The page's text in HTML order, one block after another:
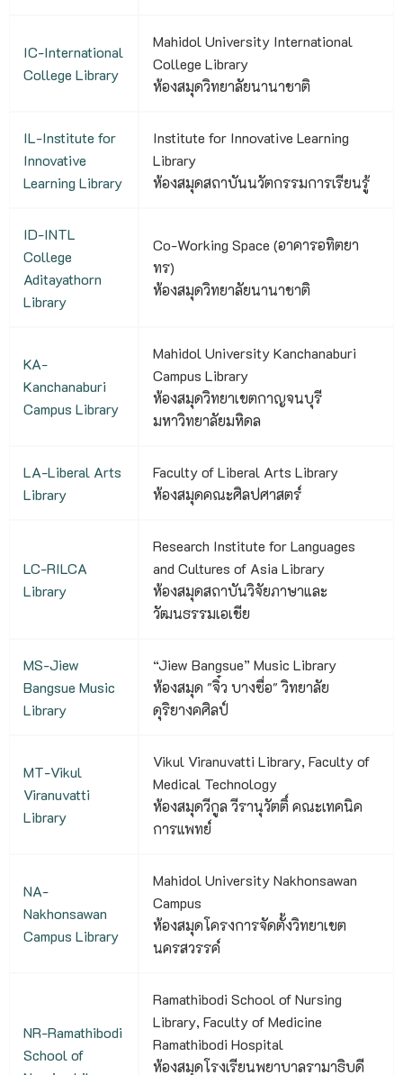
IC-International
College Library
Mahidol University International
College Library
ห้องสมุดวิทยาลัยนานาชาติ
IL-Institute for
Innovative
Learning Library
Institute for Innovative Learning
Library
ห้องสมุดสถาบันนวัตกรรมการเรียนรู้
ID-INTL
College
Aditayathorn
Library
Co-Working Space (อาคารอทิตยา
ทร)
ห้องสมุดวิทยาลัยนานาชาติ
KA-
Kanchanaburi
Campus Library
Mahidol University Kanchanaburi
Campus Library
ห้องสมุดวิทยาเขตกาญจนบุรี
มหาวิทยาลัยมหิดล
LA-Liberal Arts
Library
Faculty of Liberal Arts Library
ห้องสมุดคณะศิลปศาสตร์
LC-RILCA
Library
Research Institute for Languages
and Cultures of Asia Library
ห้องสมุดสถาบันวิจัยภาษาและ
วัฒนธรรมเอเชีย
MS-Jiew
Bangsue Music
Library
“Jiew Bangsue” Music Library
ห้องสมุด "จิ๋ว บางซื่อ" วิทยาลัย
ดุริยางคศิลป์
MT-Vikul
Viranuvatti
Library
Vikul Viranuvatti Library, Faculty of
Medical Technology
ห้องสมุดวีกูล วีรานุวัตติ์ คณะเทคนิค
การแพทย์
NA-
Nakhonsawan
Campus Library
Mahidol University Nakhonsawan
Campus
ห้องสมุดโครงการจัดตั้งวิทยาเขต
นครสวรรค์
NR-Ramathibodi
School of
Ramathibodi School of Nursing
Library, Faculty of Medicine
Ramathibodi Hospital
ห้องสมุดโรงเรียนพยาบาลรามาธิบดี